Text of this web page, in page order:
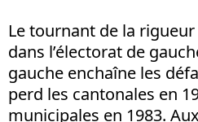
Le tournant de la
dans l’électorat de
gauche enchaîne les
perd les cantonales en
municipales en 1983.